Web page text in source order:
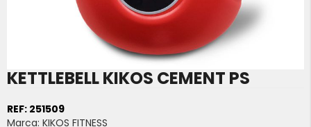
KETTLEBELL KIKOS CEMENT PS
REF: 251509
Marca: KIKOS FITNESS
Saltar
o
início